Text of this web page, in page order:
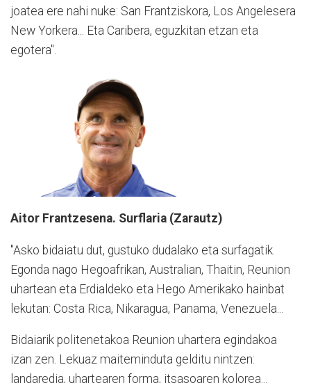
joatea ere nahi nuke: San Frantziskora, Los Angelesera
New Yorkera... Eta Caribera, eguzkitan etzan eta
egotera".
Aitor Frantzesena. Surflaria (Zarautz)
"Asko bidaiatu dut, gustuko dudalako eta surfagatik.
Egonda nago Hegoafrikan, Australian, Thaitin, Reunion
uhartean eta Erdialdeko eta Hego Amerikako hainbat
lekutan: Costa Rica, Nikaragua, Panama, Venezuela...
Bidaiarik politenetakoa Reunion uhartera egindakoa
izan zen. Lekuaz maiteminduta gelditu nintzen:
landaredia, uhartearen forma, itsasoaren kolorea...